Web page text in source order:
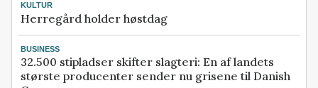
KULTUR
Herregård holder høstdag
BUSINESS
32.500 stipladser skifter slagteri: En af landets
største producenter sender nu grisene til Danish